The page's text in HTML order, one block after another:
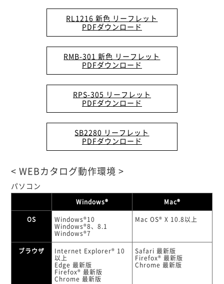
RL1216 新色 リーフレット
PDFダウンロード
RMB-301 新色 リーフレット
PDFダウンロード
RPS-305 リーフレット
PDFダウンロード
SB2280 リーフレット
PDFダウンロード
< WEBカタログ動作環境 >
パソコン
Windows®
Mac®
OS
Windows®10
Windows®8、8.1
Windows®7
Mac OS® X 10.8以上
ブラウザ Internet Explorer® 10
以上
Edge 最新版
Firefox® 最新版
Chrome 最新版
Safari 最新版
Firefox® 最新版
Chrome 最新版